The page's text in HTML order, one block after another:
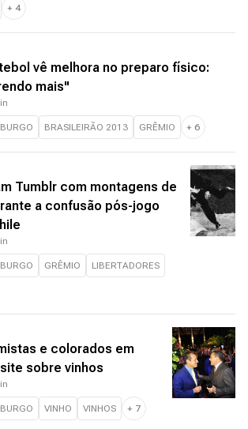
+ 4
vê melhora no preparo físico:
mais"
BRASILEIRÃO 2013 GRÊMIO + 6
Tumblr com montagens de
a confusão pós-jogo
GRÊMIO LIBERTADORES
e colorados em
sobre vinhos
VINHO VINHOS + 7